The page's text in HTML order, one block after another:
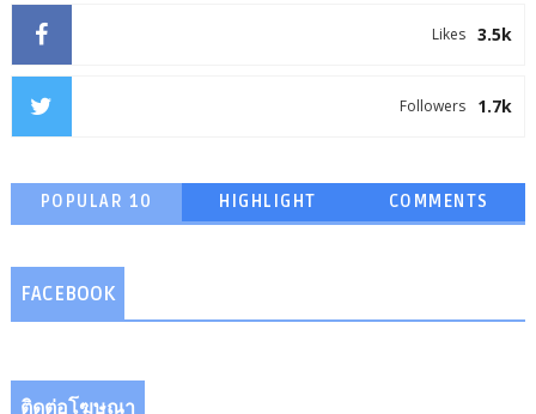
3.5k
Likes
1.7k
Followers
POPULAR 10 HIGHLIGHT COMMENTS
FACEBOOK
ติดต่อโฆษณา